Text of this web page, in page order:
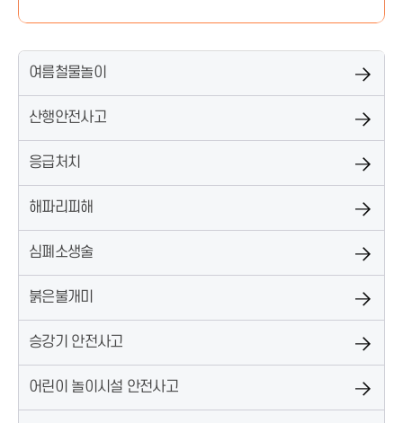
여름철물놀이
산행안전사고
응급처치
해파리피해
심폐소생술
붉은불개미
승강기 안전사고
어린이 놀이시설 안전사고